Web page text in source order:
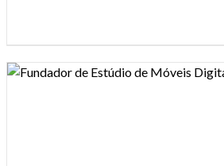
Design preview image